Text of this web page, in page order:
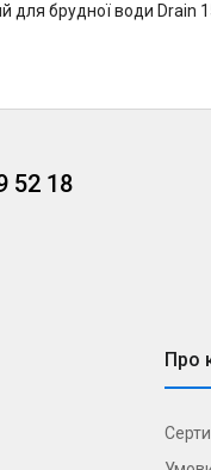
для брудної води Drain
52 18
Про